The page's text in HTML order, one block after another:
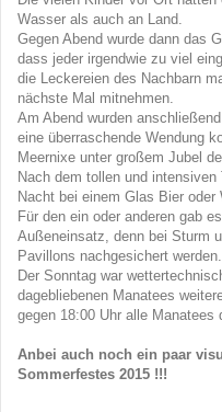
Wasser als auch an Land.
Gegen Abend wurde dann das
dass jeder irgendwie zu viel
die Leckereien des Nachbarn
nächste Mal mitnehmen.
Am Abend wurden
eine überraschende Wendung
Meernixe unter großem Jubel
Nach dem tollen und
Nacht bei einem Glas Bier
Für den ein oder anderen gab
Außeneinsatz, denn bei Sturm
Pavillons nachgesichert werden.
Der Sonntag war
dagebliebenen Manatees
gegen 18:00 Uhr alle
Anbei auch noch ein paar
Sommerfestes 2015 !!!